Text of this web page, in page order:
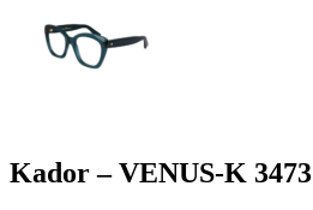
Kador – VENUS-K 3473